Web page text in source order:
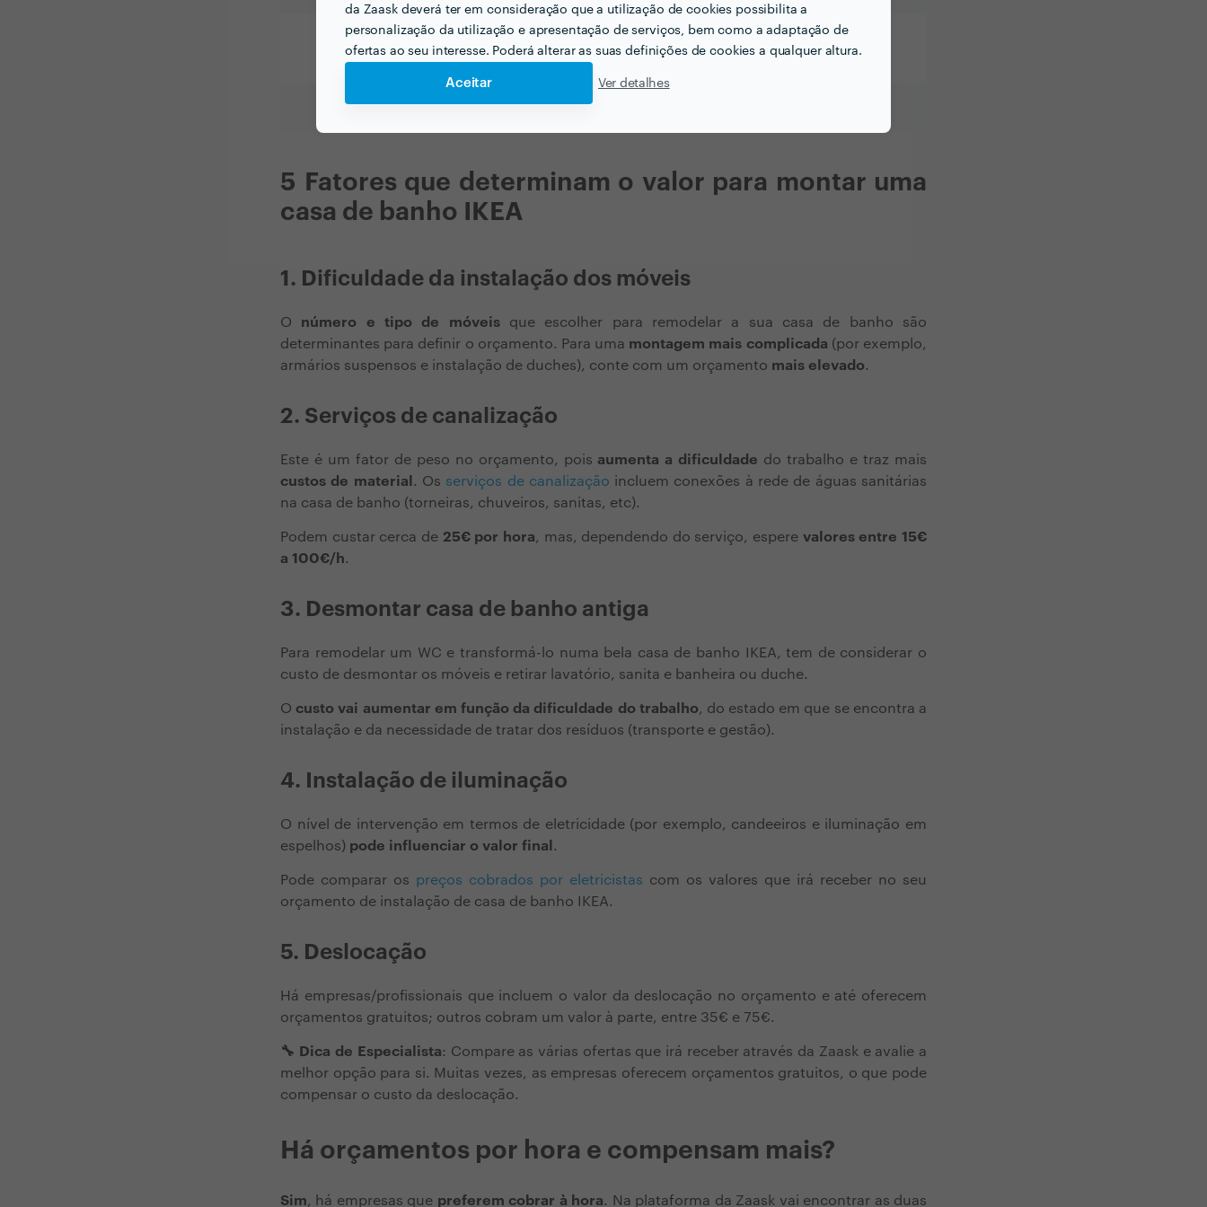
da Zaask deverá ter em consideração que a utilização de cookies possibilita a
personalização da utilização e apresentação de serviços, bem como a adaptação de
ofertas ao seu interesse. Poderá alterar as suas definições de cookies a qualquer altura.
Aceitar Ver detalhes
Serviços
adicionais
Montagem de 1 armário altoe 1
armário adicional
15€ x 2
TOTAL
5 Fatores que determinam o valor para montar uma
casa de banho IKEA
1. Dificuldade da instalação dos móveis
O número e tipo de móveisque escolher para remodelar a sua casa de banho são
determinantes para definir o orçamento. Para uma montagem mais complicada (por exemplo,
armários suspensos e instalação de duches), conte com um orçamento mais elevado.
2. Serviços de canalização
Este é um fator de peso no orçamento, pois aumenta a dificuldade do trabalho e traz mais
custos de material . Os serviços de canalização incluem conexões à rede de águas sanitárias
na casa de banho (torneiras, chuveiros, sanitas, etc).
Podem custar cerca de 25€ por hora, mas, dependendo do serviço, espere valores entre 15€
a 100€/h.
3. Desmontar casa de banho antiga
Para remodelar um WC e transformá-lo numa bela casa de banho IKEA, tem de considerar o
custo de desmontar os móveis e retirar lavatório, sanita e banheira ou duche.
O custo vai aumentar em função da dificuldade do trabalho, do estado em que se encontra a
instalação e da necessidade de tratar dos resíduos (transporte e gestão).
4. Instalação de iluminação
O nível de intervenção em termos de eletricidade (por exemplo, candeeiros e iluminação em
espelhos) pode influenciar o valor final .
Pode comparar os preços cobrados por eletricistas com os valores que irá receber no seu
orçamento de instalação de casa de banho IKEA.
5. Deslocação
Há empresas/profissionais que incluem o valor da deslocação no orçamento e até oferecem
orçamentos gratuitos; outros cobram um valor à parte, entre 35€ e 75€.
🔧 Dica de Especialista: Compare as várias ofertas que irá receber através da Zaask e avalie a
melhor opção para si. Muitas vezes, as empresas oferecem orçamentos gratuitos, o que pode
compensar o custo da deslocação.
Há orçamentos por hora e compensam mais?
Sim, há empresas que preferem cobrar à hora. Na plataforma da Zaask vai encontrar as duas